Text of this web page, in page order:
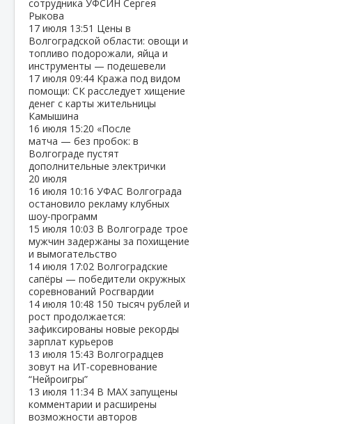
сотрудника УФСИН Сергея
Рыкова
17 июля 13:51 Цены в
Волгоградской области: овощи и
топливо подорожали, яйца и
инструменты — подешевели
17 июля 09:44 Кража под видом
помощи: СК расследует хищение
денег с карты жительницы
Камышина
16 июля 15:20 «После
матча — без пробок: в
Волгограде пустят
дополнительные электрички
20 июля
16 июля 10:16 УФАС Волгограда
остановило рекламу клубных
шоу‑программ
15 июля 10:03 В Волгограде трое
мужчин задержаны за похищение
и вымогательство
14 июля 17:02 Волгоградские
сапёры — победители окружных
соревнований Росгвардии
14 июля 10:48 150 тысяч рублей и
рост продолжается:
зафиксированы новые рекорды
зарплат курьеров
13 июля 15:43 Волгоградцев
зовут на ИТ‑соревнование
“Нейроигры”
13 июля 11:34 В МАХ запущены
комментарии и расширены
возможности авторов